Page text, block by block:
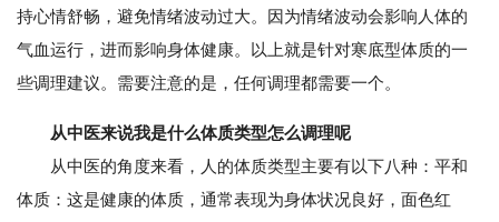
持心情舒畅，避免情绪波动过大。因为情绪波动会影响人体的
气血运行，进而影响身体健康。以上就是针对寒底型体质的一
些调理建议。需要注意的是，任何调理都需要一个。
从中医来说我是什么体质类型怎么调理呢
从中医的角度来看，人的体质类型主要有以下八种：平和
体质：这是健康的体质，通常表现为身体状况良好，面色红